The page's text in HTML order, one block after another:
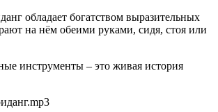
обладает богатством выразительных
на нём обеими руками, сидя, стоя или
инструменты – это живая история